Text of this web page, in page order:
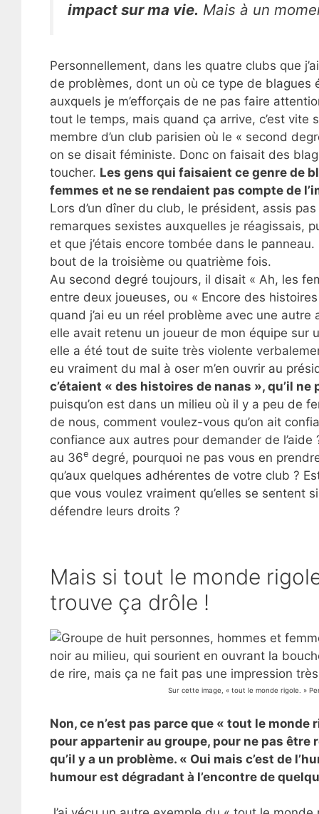
impact sur ma vie. Mais à un
Personnellement, dans les quatre clubs que
de problèmes, dont un où ce type de blagues
auxquels je m’efforçais de ne pas faire
tout le temps, mais quand ça arrive, c’est vite
membre d’un club parisien où le « second
on se disait féministe. Donc on faisait des
toucher. Les gens qui faisaient ce genre de
femmes et ne se rendaient pas compte de
Lors d’un dîner du club, le président, assis
remarques sexistes auxquelles je réagissais,
et que j’étais encore tombée dans le
bout de la troisième ou quatrième fois.
Au second degré toujours, il disait « Ah, les
entre deux joueuses, ou « Encore des
quand j’ai eu un réel problème avec une
elle avait retenu un joueur de mon équipe sur
elle a été tout de suite très violente
eu vraiment du mal à oser m’en ouvrir au
c’étaient « des histoires de nanas », qu’il
puisqu’on est dans un milieu où il y a peu de
de nous, comment voulez-vous qu’on ait
confiance aux autres pour demander de
au 36edegré, pourquoi ne pas vous en
qu’aux quelques adhérentes de votre club ?
que vous voulez vraiment qu’elles se sentent
défendre leurs droits ?
Mais si tout le monde
trouve ça drôle !
Sur cette image, « tout le monde rigole. »
Non, ce n’est pas parce que « tout le
pour appartenir au groupe, pour ne pas être
qu’il y a un problème. « Oui mais c’est de
humour est dégradant à l’encontre de